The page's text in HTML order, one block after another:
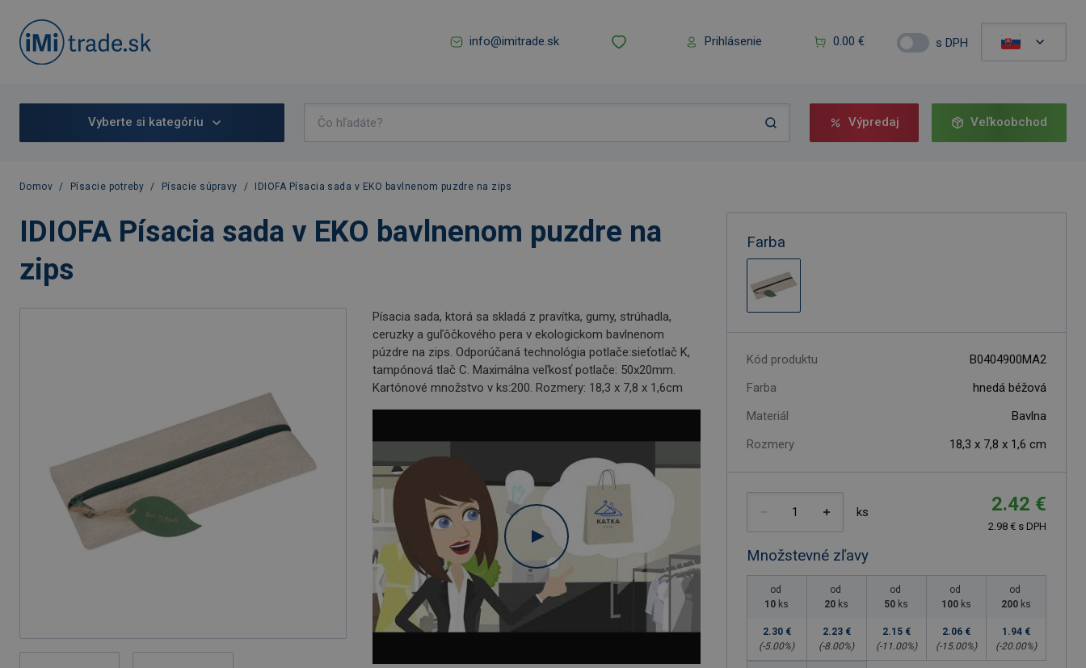
info@imitrade.sk Prihlásenie 0.00 € s DPH
Vyberte si kategóriu Výpredaj Veľkoobchod
Domov / Písacie potreby / Písacie súpravy / IDIOFA Písacia sada v EKO bavlnenom puzdre na zips
IDIOFA Písacia sada v EKO bavlnenom puzdre na
zips
Písacia sada, ktorá sa skladá z pravítka, gumy, strúhadla,
ceruzky a guľôčkového pera v ekologickom bavlnenom
púzdre na zips. Odporúčaná technológia potlače:sieťotlač K,
tampónová tlač C. Maximálna veľkosť potlače: 50x20mm.
Kartónové množstvo v ks:200. Rozmery: 18,3 x 7,8 x 1,6cm
Farba
Kód produktu
B0404900MA2
Farba
hnedá béžová
Materiál
Bavlna
Rozmery
18,3 x 7,8 x 1,6 cm
ks 2.42 €
2.98 € s DPH
Množstevné zľavy
od
10 ks
2.30 €
(-5.00%)
od
20 ks
2.23 €
(-8.00%)
od
50 ks
2.15 €
(-11.00%)
od
100 ks
2.06 €
(-15.00%)
od
200 ks
1.94 €
(-20.00%)